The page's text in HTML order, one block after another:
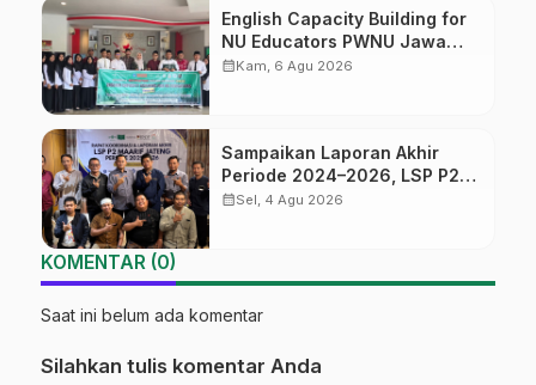
English Capacity Building for
NU Educators PWNU Jawa
Tengah Batch#4; Membuka
calendar_monthKam, 6 Agu 2026
Sampaikan Laporan Akhir
Periode 2024–2026, LSP P2
Ma’arif NU Jateng Mantapkan
calendar_monthSel, 4 Agu 2026
KOMENTAR (0)
Saat ini belum ada komentar
Silahkan tulis komentar Anda